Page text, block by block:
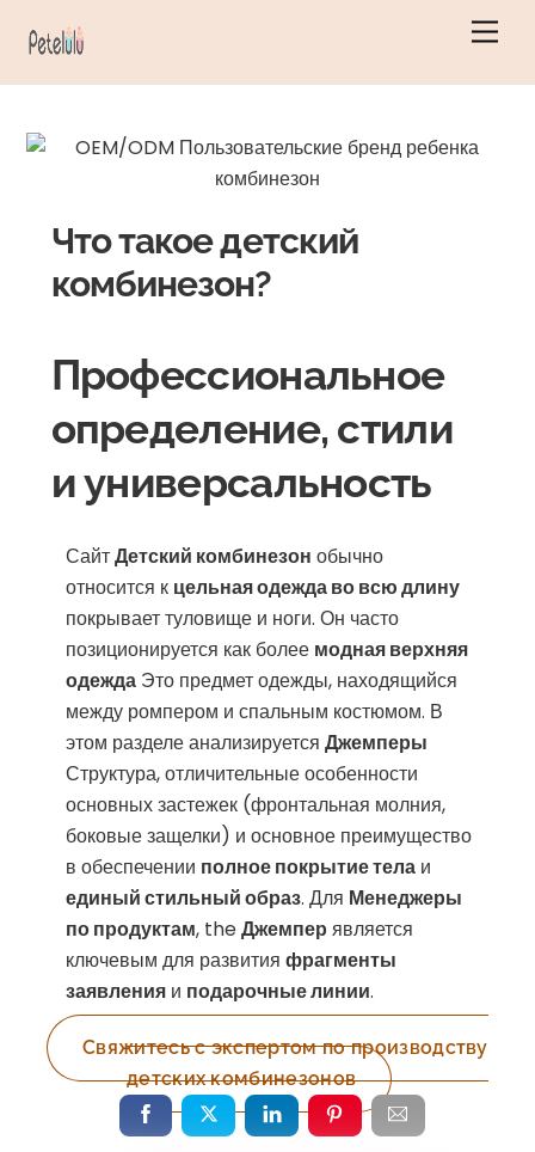
Что такое детский
комбинезон?
Профессиональное
определение, стили
и универсальность
СайтДетский комбинезон обычно
относится к цельная одежда во всю длину
покрывает туловище и ноги. Он часто
позиционируется как более модная верхняя
одежда Это предмет одежды, находящийся
между ромпером и спальным костюмом. В
этом разделе анализируетсяДжемперы
Структура, отличительные особенности
основных застежек (фронтальная молния,
боковые защелки) и основное преимущество
в обеспечении полное покрытие тела и
единый стильный образ. Для Менеджеры
по продуктам, theДжемпер является
ключевым для развитияфрагменты
заявления и подарочные линии.
Свяжитесь с экспертом по производству
детских комбинезонов